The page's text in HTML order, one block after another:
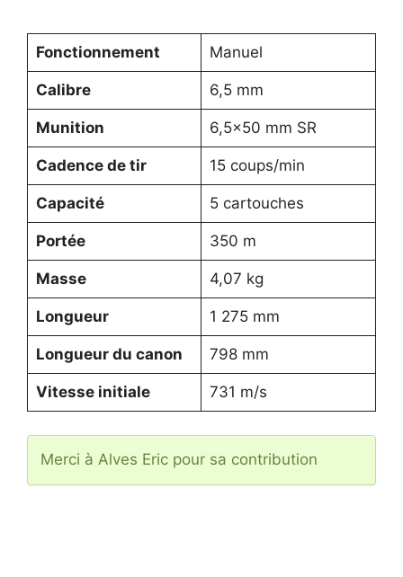
Fonctionnement Manuel
Calibre 6,5 mm
Munition 6,5×50 mm SR
Cadence de tir 15 coups/min
Capacité 5 cartouches
Portée 350 m
Masse 4,07 kg
Longueur 1 275 mm
Longueur du canon 798 mm
Vitesse initiale 731 m/s
Merci à Alves Eric pour sa contribution